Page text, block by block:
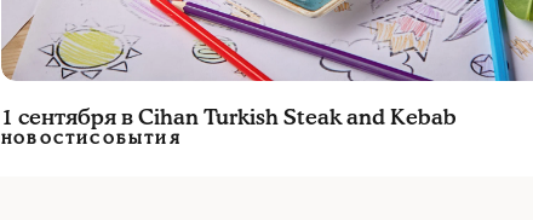
1 сентября в Cihan Turkish Steak and Kebab
НОВОСТИСОБЫТИЯ